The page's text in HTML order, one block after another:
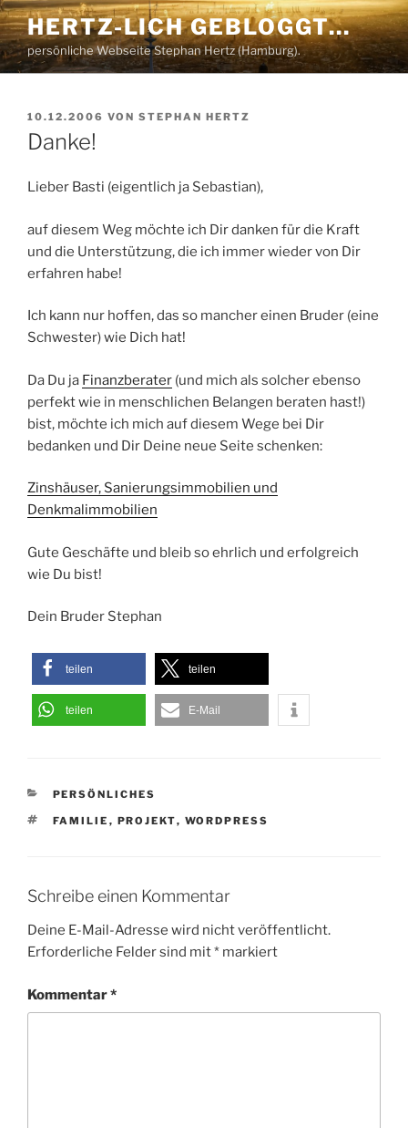
Zum
Inhalt
springen
HERTZ-LICH GEBLOGGT…
persönliche Webseite Stephan Hertz (Hamburg).
VERÖFFENTLICHT
AM
10.12.2006 VON STEPHAN HERTZ
Danke!
Lieber Basti (eigentlich ja Sebastian),
auf diesem Weg möchte ich Dir danken für die Kraft
und die Unterstützung, die ich immer wieder von Dir
erfahren habe!
Ich kann nur hoffen, das so mancher einen Bruder (eine
Schwester) wie Dich hat!
Da Du ja Finanzberater (und mich als solcher ebenso
perfekt wie in menschlichen Belangen beraten hast!)
bist, möchte ich mich auf diesem Wege bei Dir
bedanken und Dir Deine neue Seite schenken:
Zinshäuser, Sanierungsimmobilien und
Denkmalimmobilien
Gute Geschäfte und bleib so ehrlich und erfolgreich
wie Du bist!
Dein Bruder Stephan
teilen teilen
teilen E-Mail
KATEGORIEN
PERSÖNLICHES
SCHLAGWÖRTER
FAMILIE , PROJEKT, WORDPRESS
Schreibe einen Kommentar
Deine E-Mail-Adresse wird nicht veröffentlicht.
Erforderliche Felder sind mit* markiert
Kommentar*